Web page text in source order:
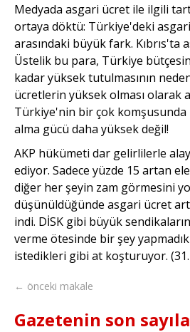
Medyada asgari ücret ile ilgili
ortaya döktü: Türkiye'deki
arasındaki büyük fark. Kıbrıs'ta
Üstelik bu para, Türkiye
kadar yüksek tutulmasının
ücretlerin yüksek olması olarak
Türkiye'nin bir çok komşusunda
alma gücü daha yüksek değil!
AKP hükümeti dar gelirlilerle
ediyor. Sadece yüzde 15 artan
diğer her şeyin zam görmesini
düşünüldüğünde asgari ücret
indi. DİSK gibi büyük
verme ötesinde bir şey
istedikleri gibi at koşturuyor.
← önceki makale
Gazetenin son